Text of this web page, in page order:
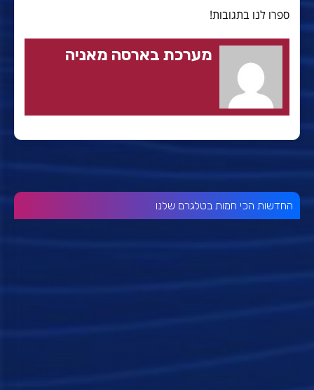
ספרו לנו בתגובות!
מערכת בארסה מאניה
החדשות הכי חמות בטלגרם שלנו